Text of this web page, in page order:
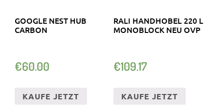
GOOGLE NEST HUB
CARBON
€60.00
KAUFE JETZT
RALI HANDHOBEL 220 L
MONOBLOCK NEU OVP
€109.17
KAUFE JETZT